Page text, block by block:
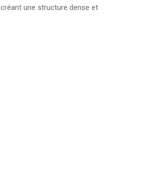
une structure dense et